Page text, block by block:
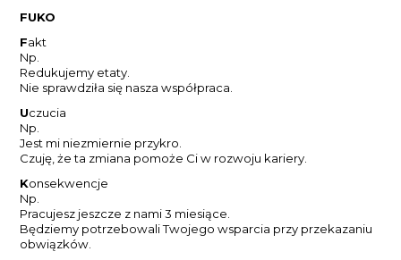
FUKO
Fakt
Np.
Redukujemy etaty.
Nie sprawdziła się nasza współpraca.
Uczucia
Np.
Jest mi niezmiernie przykro.
Czuję, że ta zmiana pomoże Ci w rozwoju kariery.
Konsekwencje
Np.
Pracujesz jeszcze z nami 3 miesiące.
Będziemy potrzebowali Twojego wsparcia przy przekazaniu
obwiązków.